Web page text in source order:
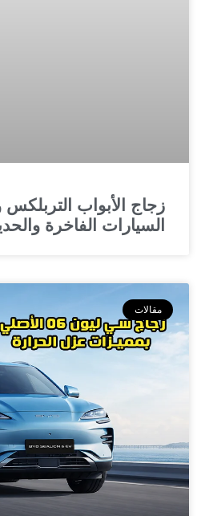
زجاج الأبواب
السيارات الفاخرة
مقالات